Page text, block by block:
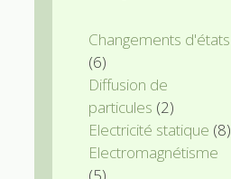
Changements d'états
(6)
Diffusion de
particules (2)
Electricité statique (8)
Electromagnétisme